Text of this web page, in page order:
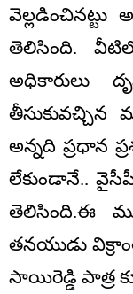
తెలిసింది.
అధికారులు
తీసుకువ‌చ్చిన
అన్న‌ది ప్ర‌ధాన
లేకుండానే..
తెలిసింది.ఈ
త‌న‌యుడు
సాయిరెడ్డి పాత్ర